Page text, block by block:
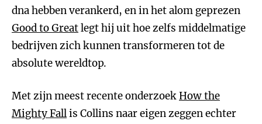
dna hebben verankerd, en in het alom geprezen
Good to Greatlegt hij uit hoe zelfs middelmatige
bedrijven zich kunnen transformeren tot de
absolute wereldtop.
Met zijn meest recente onderzoekHow the
Mighty Fallis Collins naar eigen zeggen echter